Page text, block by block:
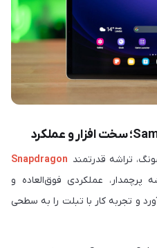
Snapdragon
کوالکام است. این تراشه پرچم‎دار، عملکردی فوق‌العاده و
و تجربه کار با تبلت را به سطحی